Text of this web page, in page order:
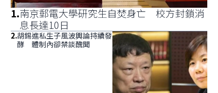
1.南京郵電大學研究生自焚身亡 校方封鎖消
息長達10日
2.胡錫進私生子風波輿論持續發
酵 體制內卻禁談醜聞